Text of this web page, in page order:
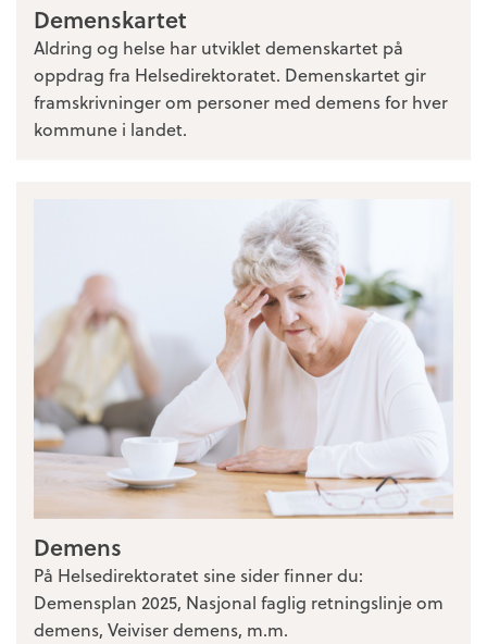
Demenskartet
Aldring og helse har utviklet demenskartet på
oppdrag fra Helsedirektoratet. Demenskartet gir
framskrivninger om personer med demens for hver
kommune i landet.
Demens
På Helsedirektoratet sine sider finner du:
Demensplan 2025, Nasjonal faglig retningslinje om
demens, Veiviser demens, m.m.